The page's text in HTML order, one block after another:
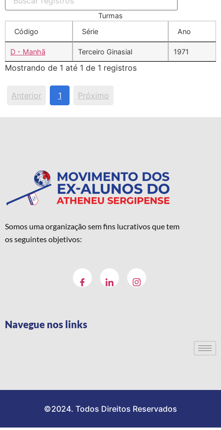
Turmas
Código
Série Ano
D - Manhã Terceiro Ginasial 1971
Mostrando de 1 até 1 de 1 registros
Anterior 1 Próximo
Somos uma organização sem fins lucrativos que tem
os seguintes objetivos:
Navegue nos links
©2024. Todos Direitos Reservados